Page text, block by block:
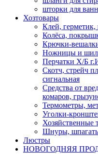
шторки для
Хозтовары
Клей, герметик,
Колёса,
Крючки-
Ножницы и
Перчатки Х/Б
Скотч, стрейч
сигнальная
Средства от
комаров,
Термометры,
Уголки-
Хозяйственные
Шнуры,
Люстры
НОВОГОДНЯЯ